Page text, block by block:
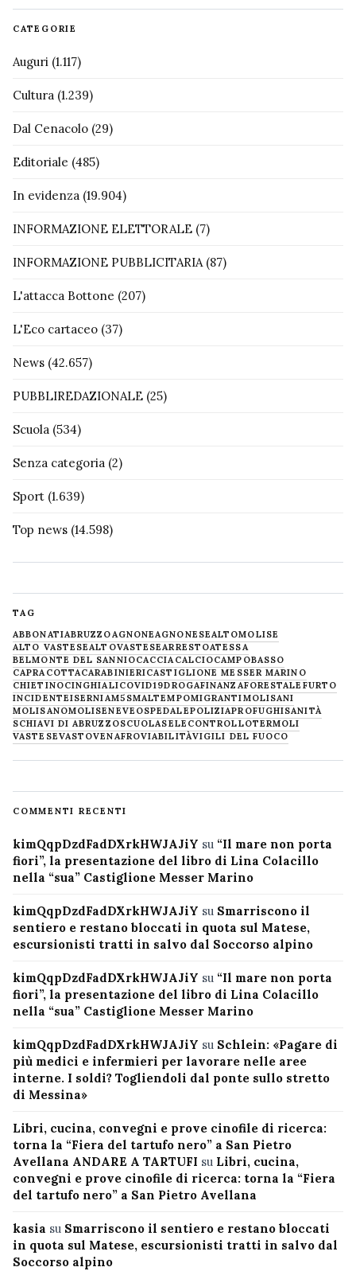
CATEGORIE
Auguri (1.117)
Cultura (1.239)
Dal Cenacolo (29)
Editoriale (485)
In evidenza (19.904)
INFORMAZIONE ELETTORALE (7)
INFORMAZIONE PUBBLICITARIA(87)
L'attacca Bottone (207)
L'Eco cartaceo (37)
News (42.657)
PUBBLIREDAZIONALE (25)
Scuola (534)
Senza categoria (2)
Sport (1.639)
Top news (14.598)
TAG
ABBONATIABRUZZOAGNONEAGNONESEALTOMOLISE
ALTO VASTESEALTOVASTESEARRESTOATESSA
BELMONTE DEL SANNIOCACCIACALCIOCAMPOBASSO
CAPRACOTTACARABINIERICASTIGLIONE MESSER MARINO
CHIETINOCINGHIALICOVID19DROGAFINANZAFORESTALE FURTO
INCIDENTEISERNIAM5SMALTEMPOMIGRANTIMOLISANI
MOLISANOMOLISENEVE OSPEDALEPOLIZIAPROFUGHISANITÀ
SCHIAVI DI ABRUZZOSCUOLASELECONTROLLOTERMOLI
VASTESEVASTOVENAFROVIABILITÀVIGILI DEL FUOCO
COMMENTI RECENTI
kimQqpDzdFadDXrkHWJAJiY su “Il mare non porta
fiori”, la presentazione del libro di Lina Colacillo
nella “sua” Castiglione Messer Marino
kimQqpDzdFadDXrkHWJAJiY su Smarriscono il
sentiero e restano bloccati in quota sul Matese,
escursionisti tratti in salvo dal Soccorso alpino
kimQqpDzdFadDXrkHWJAJiY su “Il mare non porta
fiori”, la presentazione del libro di Lina Colacillo
nella “sua” Castiglione Messer Marino
kimQqpDzdFadDXrkHWJAJiY su Schlein: «Pagare di
più medici e infermieri per lavorare nelle aree
interne. I soldi? Togliendoli dal ponte sullo stretto
di Messina»
Libri, cucina, convegni e prove cinofile di ricerca:
torna la “Fiera del tartufo nero” a San Pietro
Avellana ANDARE A TARTUFI su Libri, cucina,
convegni e prove cinofile di ricerca: torna la “Fiera
del tartufo nero” a San Pietro Avellana
kasia su Smarriscono il sentiero e restano bloccati
in quota sul Matese, escursionisti tratti in salvo dal
Soccorso alpino